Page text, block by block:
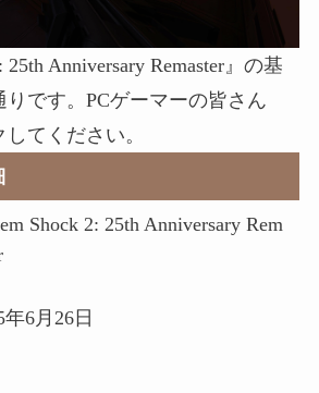
25th Anniversary Remaster』の基
です。PCゲーマーの皆さん
てください。
Shock 2: 25th Anniversary Rem
年6月26日